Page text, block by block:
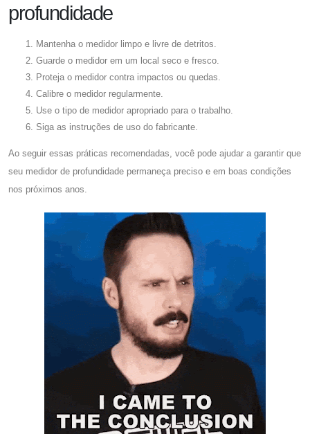
profundidade
Mantenha o medidor limpo e livre de detritos.
Guarde o medidor em um local seco e fresco.
Proteja o medidor contra impactos ou quedas.
Calibre o medidor regularmente.
Use o tipo de medidor apropriado para o trabalho.
Siga as instruções de uso do fabricante.
Ao seguir essas práticas recomendadas, você pode ajudar a garantir que
seu medidor de profundidade permaneça preciso e em boas condições
nos próximos anos.